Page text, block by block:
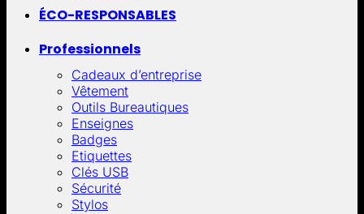
ÉCO-RESPONSABLES
Professionnels
Cadeaux d’entreprise
Vêtement
Outils Bureautiques
Enseignes
Badges
Etiquettes
Clés USB
Sécurité
Stylos